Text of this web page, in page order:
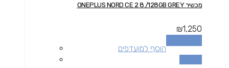
מכשיר ONEPLUS NORD CE 2 8 /128GB GREY
₪1,250
הוסף למועדפים